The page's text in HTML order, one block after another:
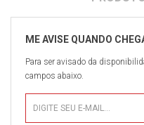
Para ser avisado da
campos abaixo.